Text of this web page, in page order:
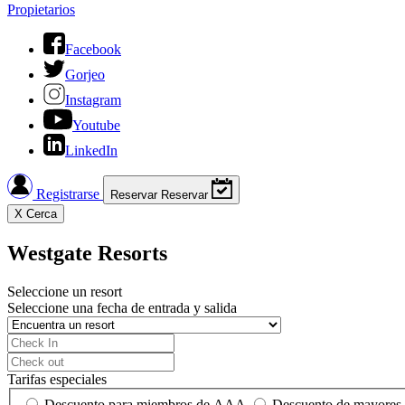
Propietarios
Facebook
Gorjeo
Instagram
Youtube
LinkedIn
Registrarse Reservar Reservar
X Cerca
Westgate Resorts
Seleccione un resort
Seleccione una fecha de entrada y salida
Tarifas especiales